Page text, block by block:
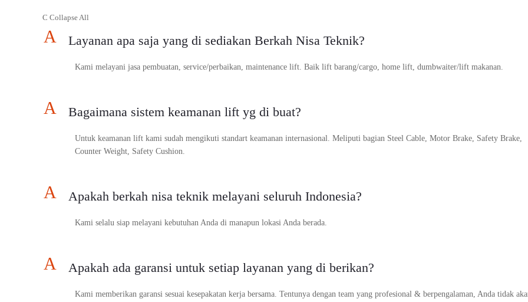
C Collapse All
A Layanan apa saja yang di sediakan Berkah Nisa Teknik?
Kami melayani jasa pembuatan, service/perbaikan, maintenance lift. Baik lift barang/cargo, home lift, dumbwaiter/lift makanan.
A Bagaimana sistem keamanan lift yg di buat?
Untuk keamanan lift kami sudah mengikuti standart keamanan internasional. Meliputi bagian Steel Cable, Motor Brake, Safety Brake,
Counter Weight, Safety Cushion.
A Apakah berkah nisa teknik melayani seluruh Indonesia?
Kami selalu siap melayani kebutuhan Anda di manapun lokasi Anda berada.
A Apakah ada garansi untuk setiap layanan yang di berikan?
Kami memberikan garansi sesuai kesepakatan kerja bersama. Tentunya dengan team yang profesional & berpengalaman, Anda tidak